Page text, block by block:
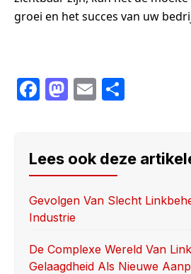
groei en het succes van uw
F
e
b
o
o
k
M
o
d
o
n
E
e
Lees ook deze
Gevolgen Van Slecht
Industrie
De Complexe Wereld Van
Gelaagdheid Als Nieuwe